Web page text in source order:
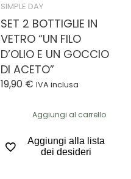
SIMPLE DAY
SET 2 BOTTIGLIE IN
VETRO “UN FILO
D’OLIO E UN GOCCIO
DI ACETO”
19,90 € IVA inclusa
Aggiungi al carrello
Aggiungi alla lista
dei desideri